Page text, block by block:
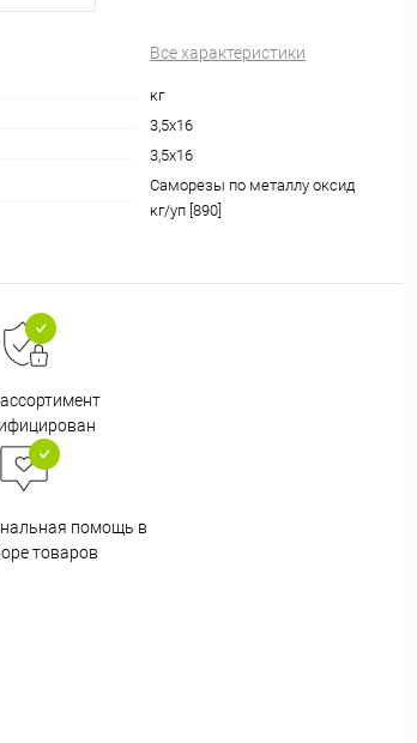
Все характеристики
кг
3,5х16
3,5х16
Саморезы по металлу оксид
кг/уп [890]
помощь в
товаров